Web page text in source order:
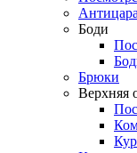
Боди
Брюки
Верхняя